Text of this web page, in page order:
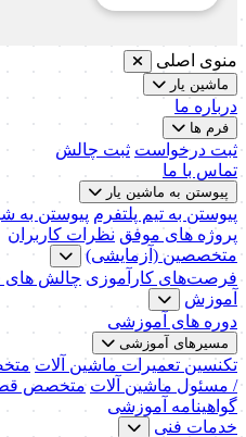
منوی اصلی
ماشین یار
درباره ما
فرم ها
ثبت درخواست ثبت چالش
تماس با ما
پیوستن به ماشین یار
پیوستن به تیم پلتفرم پیوستن به
پروژه های موفق نظرات کاربران
متخصصین (آزمایشی)
فرصت‌های کارآموزی چالش های
آموزش
دوره های آموزشی
مسیرهای آموزشی
تکنسین تعمیرات ماشین آلات
/ مسئول ماشین آلات متخصص
گواهینامه آموزشی
خدمات فنی